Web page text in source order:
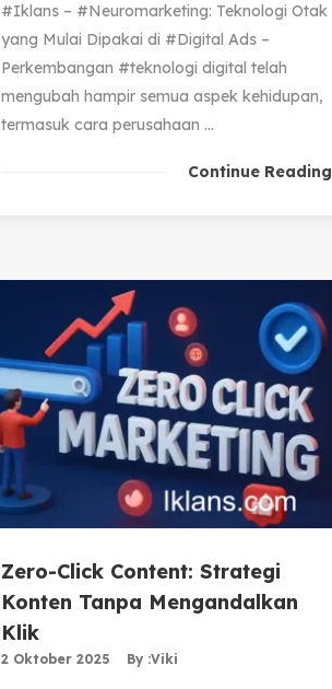
#Iklans – #Neuromarketing: Teknologi Otak
yang Mulai Dipakai di #Digital Ads –
Perkembangan #teknologi digital telah
mengubah hampir semua aspek kehidupan,
termasuk cara perusahaan ...
Continue Reading
Zero-Click Content: Strategi
Konten Tanpa Mengandalkan
Klik
2 Oktober 2025 By :Viki